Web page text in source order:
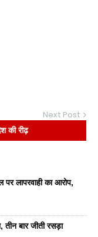
Next Post
रीढ़
लापरवाही का आरोप,
बार जीती रसड़ा